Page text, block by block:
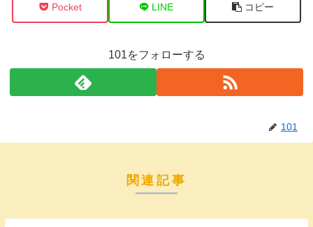
Pocket LINE コピー
101をフォローする
101
関連記事